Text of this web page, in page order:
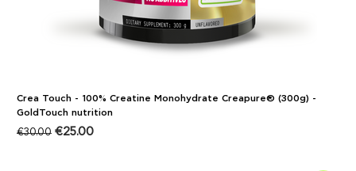
Crea Touch - 100% Creatine Monohydrate Creapure® (300g) -
GoldTouch nutrition
€30.00 €25.00